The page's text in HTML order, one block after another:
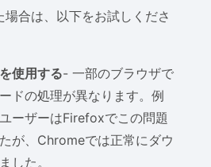
場合は、以下をお試しくださ
使用する- 一部のブラウザで
ドの処理が異なります。例
ーザーはFirefoxでこの問題
が、Chromeでは正常にダウ
した。